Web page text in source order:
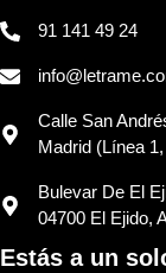
91 141 49 24
Calle San
Madrid (Línea
Bulevar De El
04700 El Ejido,
Estás a un